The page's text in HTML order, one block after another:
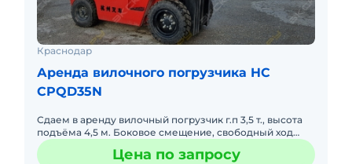
Краснодар
Аренда вилочного погрузчика HC
CPQD35N
Сдаем в аренду вилочный погрузчик г.п 3,5 т., высота
подъёма 4,5 м. Боковое смещение, свободный ход
(вагонник).
Цена по запросу